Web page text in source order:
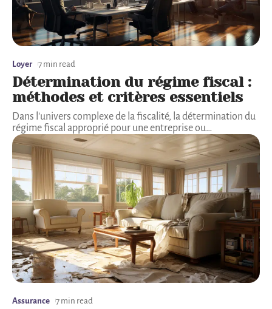
Loyer 7 min read
Détermination du régime fiscal :
méthodes et critères essentiels
Dans l'univers complexe de la fiscalité, la détermination du
régime fiscal approprié pour une entreprise ou…
Assurance 7 min read